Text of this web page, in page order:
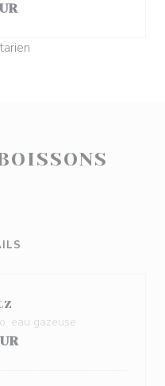
eau gazeuse